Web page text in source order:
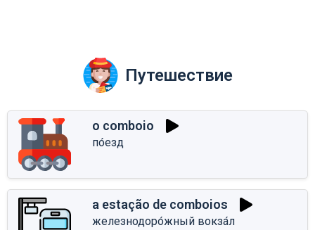
Путешествие
o comboio
по́езд
a estação de comboios
железнодоро́жный вокза́л